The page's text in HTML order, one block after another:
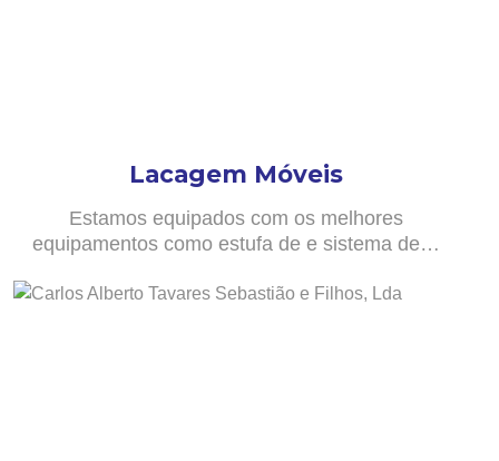
Lacagem Móveis
Estamos equipados com os melhores
equipamentos como estufa de e sistema de…